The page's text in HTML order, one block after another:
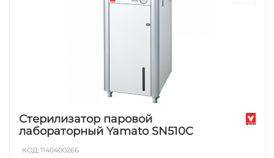
Стерилизатор паровой
лабораторный Yamato SN510C
КОД:1140400266